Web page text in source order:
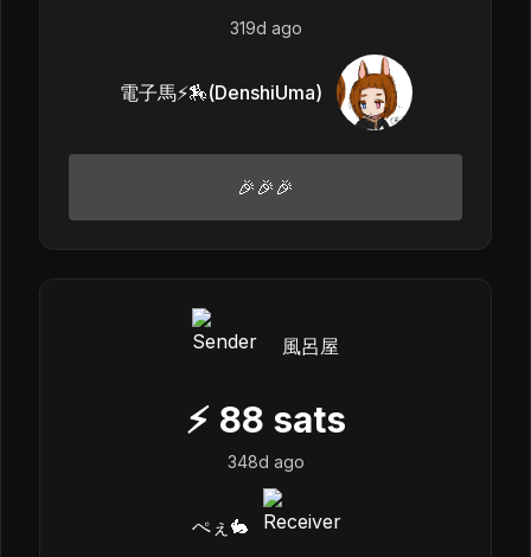
319d ago
電子馬⚡️🏇(DenshiUma)
🎉🎉🎉
風呂屋
⚡ 88 sats
348d ago
ぺぇ🐇